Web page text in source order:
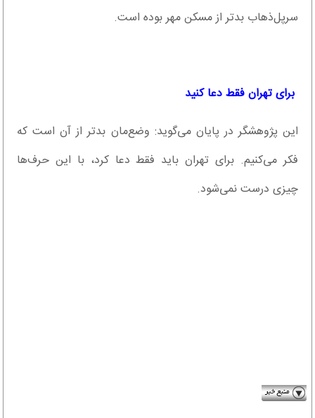
سرپل‌ذهاب بدتر از مسکن مهر بوده است.
‌ برای تهران فقط دعا کنید
این پژوهشگر در پایان می‌گوید: وضع‌مان بدتر از آن است که
فکر می‌کنیم. برای تهران باید فقط دعا کرد، با این حرف‌ها
چیزی درست نمی‌شود.